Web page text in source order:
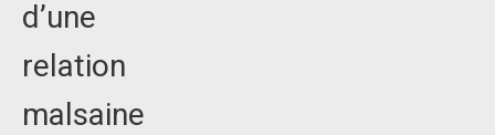
d’une
relation
malsaine